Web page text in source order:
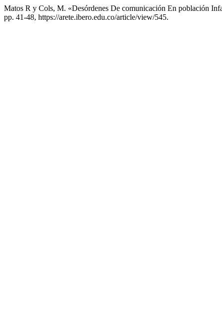
Matos R y Cols, M. «Desórdenes De comunicación En población
pp. 41-48, https://arete.ibero.edu.co/article/view/545.